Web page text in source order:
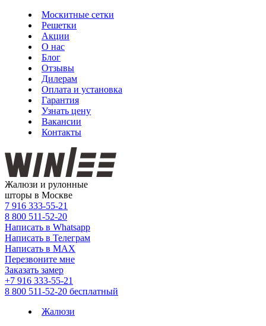
Москитные сетки
Решетки
Акции
О нас
Блог
Отзывы
Дилерам
Оплата и установка
Гарантия
Узнать цену
Вакансии
Контакты
Жалюзи и рулонные
шторы в Москве
7 916 333-55-21
8 800 511-52-20
Написать в Whatsapp
Написать в Телеграм
Написать в MAX
Перезвоните мне
Заказать замер
+7 916 333-55-21
8 800 511-52-20 бесплатный
Жалюзи